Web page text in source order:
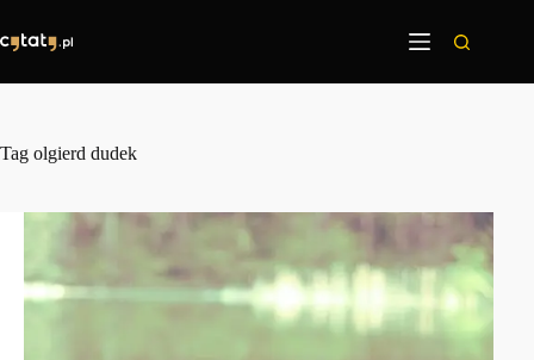
treści
Tag olgierd dudek